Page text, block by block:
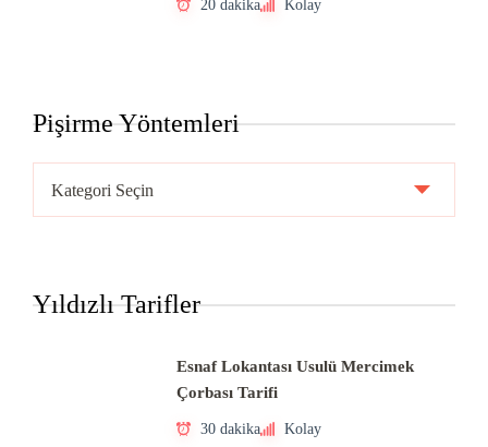
20 dakika Kolay
Pişirme Yöntemleri
Yöntemleri
Yıldızlı Tarifler
Esnaf Lokantası Usulü Mercimek
Çorbası Tarifi
30 dakika Kolay